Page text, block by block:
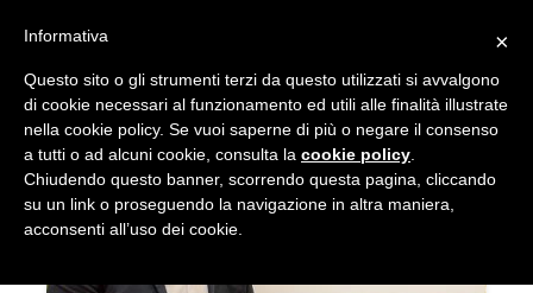
TAG - CAPITANIO
COMUNICAZIONE
×
Informativa
Questo sito o gli strumenti terzi da questo utilizzati si avvalgono
di cookie necessari al funzionamento ed utili alle finalità illustrate
nella cookie policy. Se vuoi saperne di più o negare il consenso
a tutti o ad alcuni cookie, consulta la cookie policy
Chiudendo questo banner, scorrendo questa pagina, cliccando
su un link o proseguendo la navigazione in altra maniera,
acconsenti all’uso dei cookie.